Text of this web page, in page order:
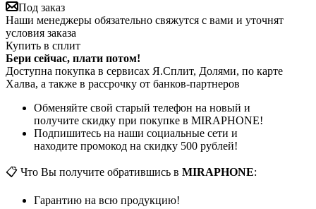
Под заказ
Наши менеджеры обязательно свяжутся с вами и уточнят
условия заказа
Купить в сплит
Бери сейчас, плати потом!
Доступна покупка в сервисах Я.Сплит, Долями, по карте
Халва, а также в рассрочку от банков-партнеров
Обменяйте свой старый телефон на новый и
получите скидку при покупке в MIRAPHONE!
Подпишитесь на наши социальные сети и
находите промокод на скидку 500 рублей!
📋 Что Вы получите обратившись в MIRAPHONE:
Гарантию на всю продукцию!